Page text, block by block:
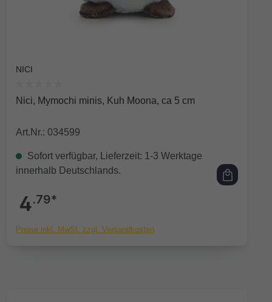
NICI
Durchschnittliche Bewertung von 0 von 5 Sternen
Nici, Mymochi minis, Kuh Moona, ca 5 cm
Art.Nr.: 034599
Sofort verfügbar, Lieferzeit: 1-3 Werktage
innerhalb Deutschlands.
4.79*
Preise inkl. MwSt. zzgl. Versandkosten